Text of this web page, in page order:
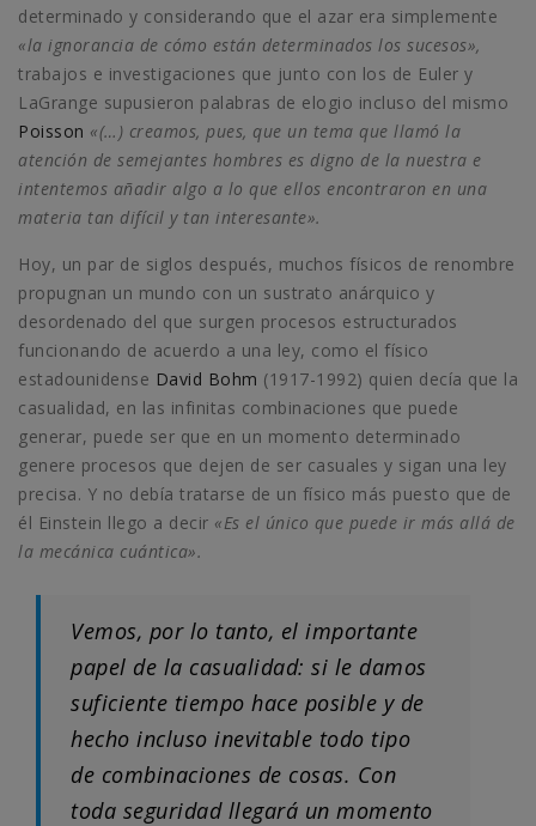
determinado y considerando que el azar era simplemente
«la ignorancia de cómo están determinados los sucesos»,
trabajos e investigaciones que junto con los de Euler y
LaGrange supusieron palabras de elogio incluso del mismo
Poisson «(…) creamos, pues, que un tema que llamó la
atención de semejantes hombres es digno de la nuestra e
intentemos añadir algo a lo que ellos encontraron en una
materia tan difícil y tan interesante».
Hoy, un par de siglos después, muchos físicos de renombre
propugnan un mundo con un sustrato anárquico y
desordenado del que surgen procesos estructurados
funcionando de acuerdo a una ley, como el físico
estadounidense David Bohm (1917-1992) quien decía que la
casualidad, en las infinitas combinaciones que puede
generar, puede ser que en un momento determinado
genere procesos que dejen de ser casuales y sigan una ley
precisa. Y no debía tratarse de un físico más puesto que de
él Einstein llego a decir «Es el único que puede ir más allá de
la mecánica cuántica».
Vemos, por lo tanto, el importante
papel de la casualidad: si le damos
suficiente tiempo hace posible y de
hecho incluso inevitable todo tipo
de combinaciones de cosas. Con
toda seguridad llegará un momento